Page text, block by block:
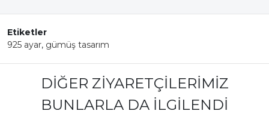
Etiketler
925 ayar, gümüş tasarım
DIĞER ZIYARETÇILERIMIZ
BUNLARLA DA İLGILENDI